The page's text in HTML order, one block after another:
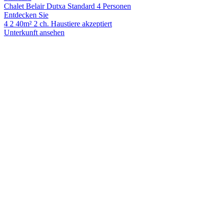
Chalet Belair Dutxa Standard 4 Personen
Entdecken Sie
4 2 40m² 2 ch. Haustiere akzeptiert
Unterkunft ansehen